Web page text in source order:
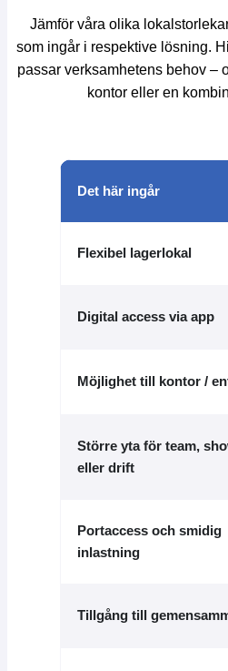
Jämför våra olika
som ingår i respektive lösning.
passar verksamhetens behov –
kontor eller en
Det här ingår
Flexibel lagerlokal
Digital access via app
Möjlighet till kontor /
Större yta för team,
eller drift
Portaccess och smidig
inlastning
Tillgång till